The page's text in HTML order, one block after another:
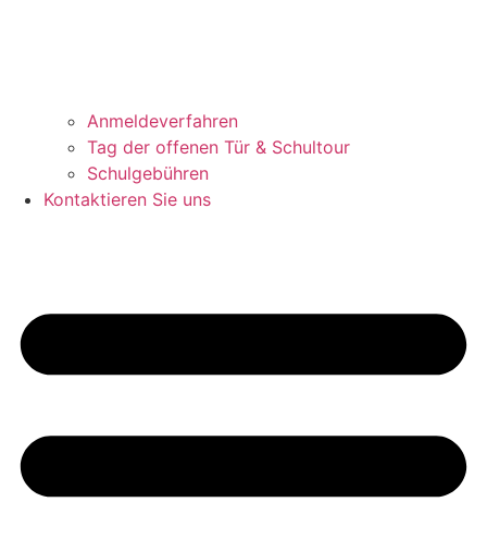
Anmeldeverfahren
Tag der offenen Tür & Schultour
Schulgebühren
Kontaktieren Sie uns